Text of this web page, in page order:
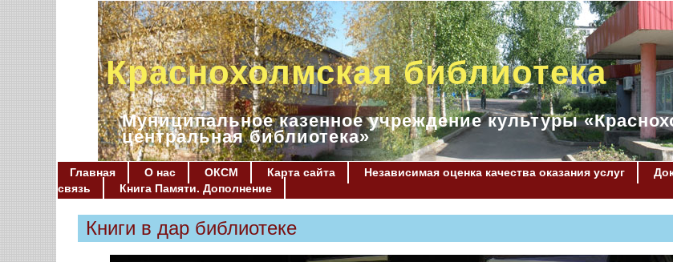
Краснохолмская библиотека
Муниципальное казенное учреждение культуры
центральная библиотека»
Главная О нас ОКСМ Карта сайта Независимая оценка качества оказания услуг
связь
Книга Памяти. Дополнение
Книги в дар библиотеке